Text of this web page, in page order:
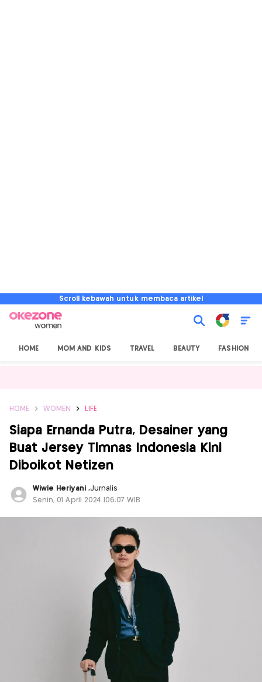
Scroll kebawah untuk membaca artikel
HOME MOM AND KIDS TRAVEL BEAUTY FASHION
HOME WOMEN LIFE
Siapa Ernanda Putra, Desainer yang
Buat Jersey Timnas Indonesia Kini
Diboikot Netizen
Wiwie Heriyani ,Jurnalis
Senin, 01 April 2024 |06:07 WIB